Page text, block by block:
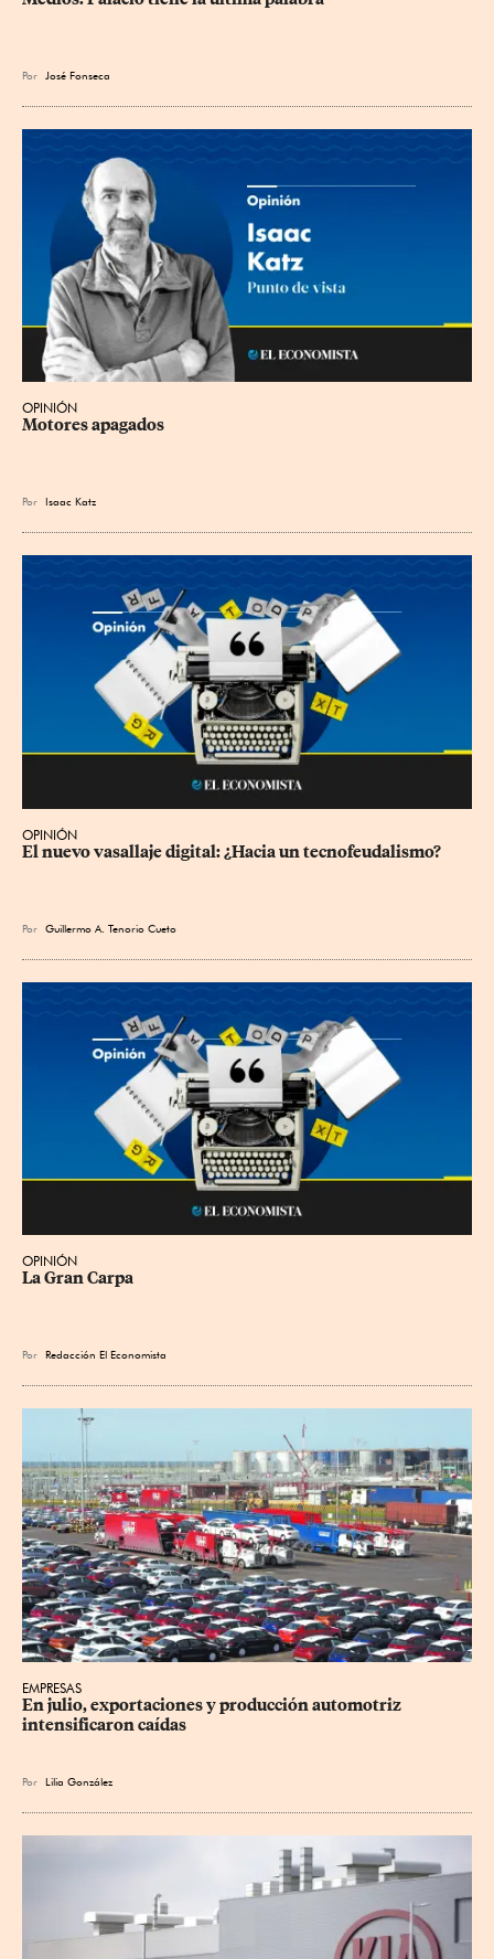
Por José Fonseca
OPINIÓN
Motores apagados
Por Isaac Katz
OPINIÓN
El nuevo vasallaje digital: ¿Hacia un tecnofeudalismo?
Por Guillermo A. Tenorio Cueto
OPINIÓN
La Gran Carpa
Por Redacción El Economista
EMPRESAS
En julio, exportaciones y producción automotriz
intensificaron caídas
Por Lilia González